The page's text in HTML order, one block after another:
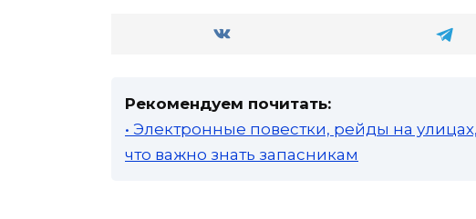
Рекомендуем почитать:
• Электронные повестки, рейды на
что важно знать запасникам